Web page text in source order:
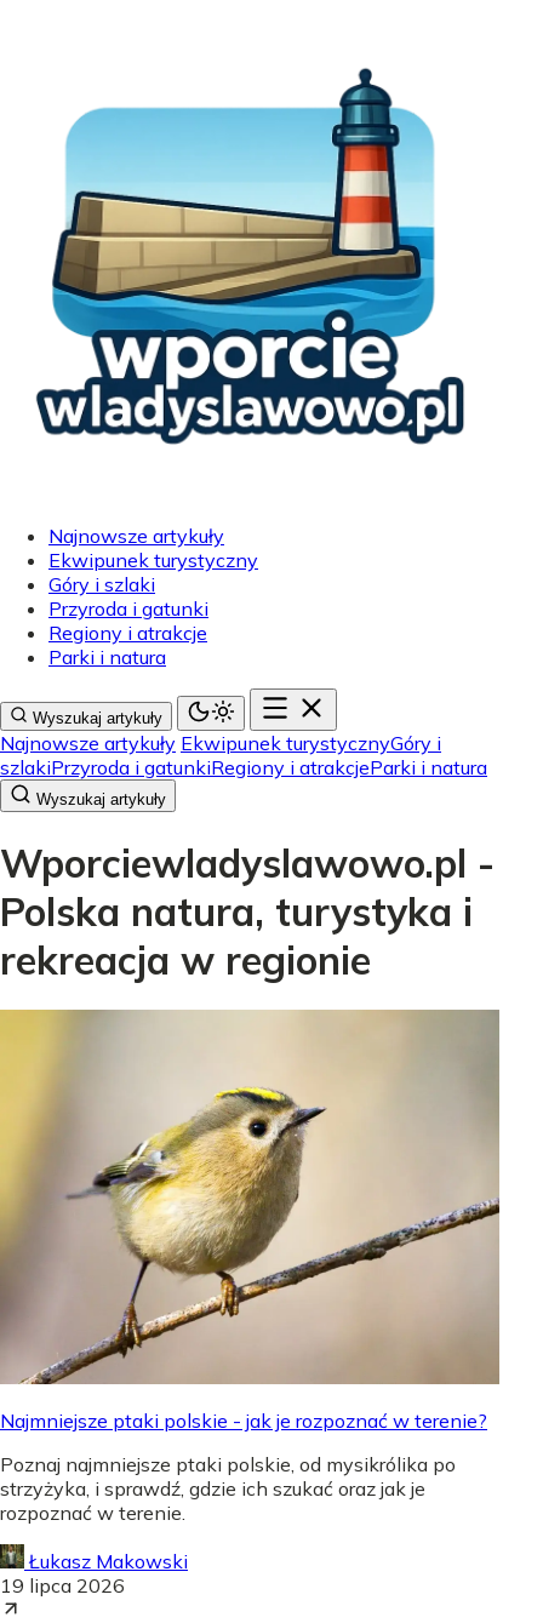
Najnowsze artykuły
Ekwipunek turystyczny
Góry i szlaki
Przyroda i gatunki
Regiony i atrakcje
Parki i natura
Wyszukaj artykuły
Najnowsze artykuły Ekwipunek turystycznyGóry i
szlakiPrzyroda i gatunkiRegiony i atrakcjeParki i natura
Wyszukaj artykuły
Wporciewladyslawowo.pl -
Polska natura, turystyka i
rekreacja w regionie
Najmniejsze ptaki polskie - jak je rozpoznać w terenie?
Poznaj najmniejsze ptaki polskie, od mysikrólika po
strzyżyka, i sprawdź, gdzie ich szukać oraz jak je
rozpoznać w terenie.
Łukasz Makowski
19 lipca 2026